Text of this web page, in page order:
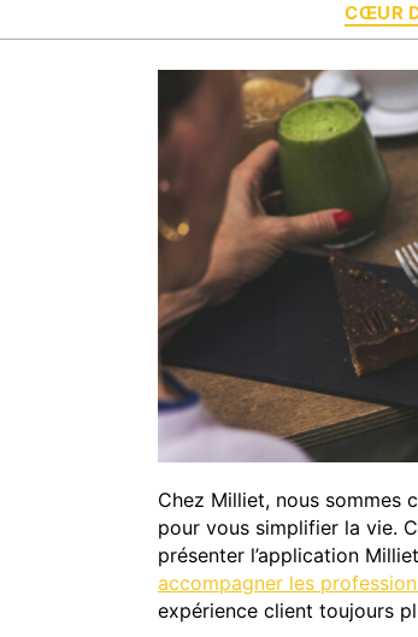
de
CŒUR
Chez Milliet, nous sommes
pour vous simplifier la vie.
présenter l’application
accompagner les
expérience client toujours